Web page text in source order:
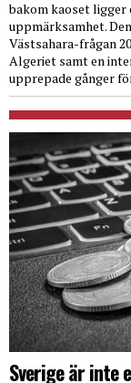
bakom kaoset
uppmärksamhet.
Västsahara-frågan
Algeriet samt en
upprepade gånger
Sverige är inte